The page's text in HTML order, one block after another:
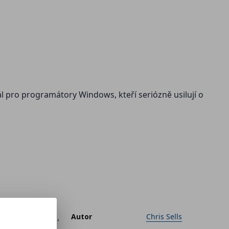
pro programátory Windows, kteří seriózně usilují o
aplikace,
Autor
Chris Sells